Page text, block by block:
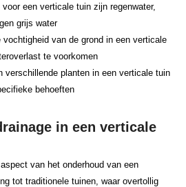
een verticale tuin zijn regenwater,
grijs water
vochtigheid van de grond in een verticale
te voorkomen
verschillende planten in een verticale tuin
behoeften
in een verticale
van het onderhoud van een
tot traditionele tuinen, waar overtollig